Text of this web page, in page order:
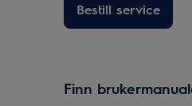
Bestill service
Finn